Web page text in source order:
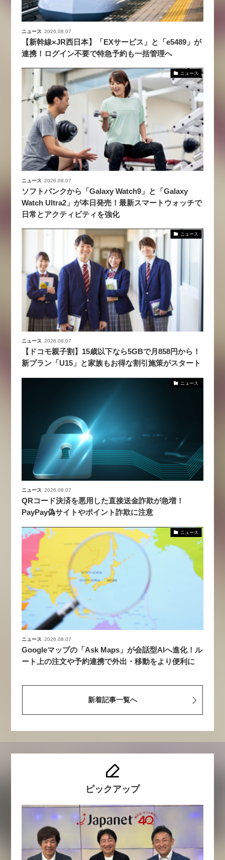
ニュース 2026.08.07
【新幹線×JR西日本】「EXサービス」と「e5489」が
連携！ログイン不要で特急予約も一括管理へ
ニュース
ニュース 2026.08.07
ソフトバンクから「Galaxy Watch9」と「Galaxy
Watch Ultra2」が本日発売！最新スマートウォッチで
日常とアクティビティを強化
ニュース
ニュース 2026.08.07
【ドコモ親子割】15歳以下なら5GBで月858円から！
新プラン「U15」と家族もお得な割引施策がスタート
ニュース
ニュース 2026.08.07
QRコード決済を悪用した直接送金詐欺が急増！
PayPay偽サイトやポイント詐欺に注意
ニュース
ニュース 2026.08.07
Googleマップの「Ask Maps」が会話型AIへ進化！ル
ート上の注文や予約連携で外出・移動をより便利に
新着記事一覧へ
ピックアップ